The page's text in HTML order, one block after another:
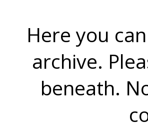
Here you
archive.
beneath.